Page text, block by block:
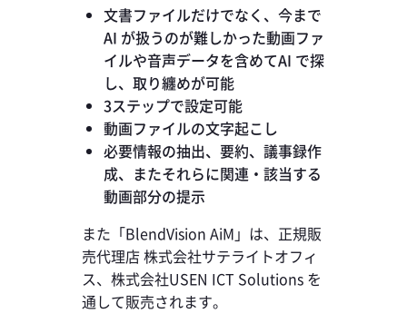
文書ファイルだけでなく、今まで
AI が扱うのが難しかった動画ファ
イルや音声データを含めてAI で探
し、取り纏めが可能
3ステップで設定可能
動画ファイルの文字起こし
必要情報の抽出、要約、議事録作
成、またそれらに関連・該当する
動画部分の提示
また「BlendVision AiM」は、正規販
売代理店 株式会社サテライトオフィ
ス、株式会社USEN ICT Solutions を
通して販売されます。